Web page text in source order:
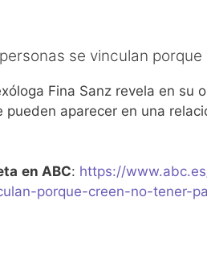
se vinculan
Fina Sanz revela en su
pueden aparecer en una
en ABC: https://
porque-creen-no-tener-